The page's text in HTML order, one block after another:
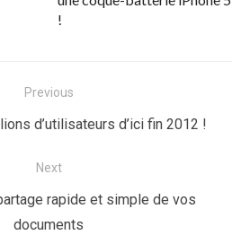
!
Previous
d’utilisateurs d’ici fin 2012 !
Next
rapide et simple de vos
documents